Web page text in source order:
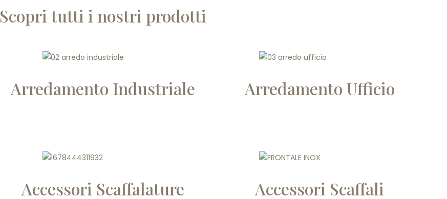
Scopri tutti i nostri prodotti
Arredamento Industriale Arredamento Ufficio
Accessori Scaffalature
Accessori Scaffali